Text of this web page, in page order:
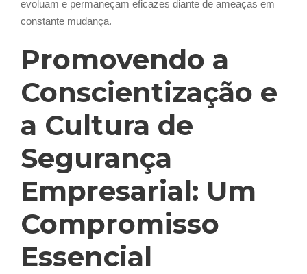
evoluam e permaneçam eficazes diante de ameaças em
constante mudança.
Promovendo a
Conscientização e
a Cultura de
Segurança
Empresarial: Um
Compromisso
Essencial